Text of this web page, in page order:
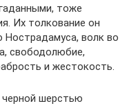
тоже
Их толкование он
Нострадамуса, волк во
свободолюбие,
и жестокость.
черной шерстью